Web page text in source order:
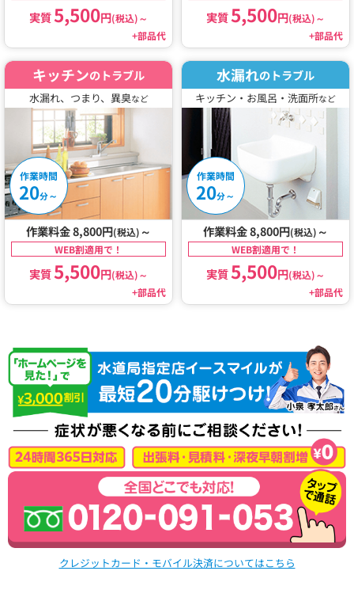
実質5,500円(税込)～
+部品代
実質5,500円(税込)～
+部品代
キッチンのトラブル
水漏れ、つまり、異臭など
作業時間
20分～
作業料金 8,800円(税込) ～
WEB割適用で！
実質5,500円(税込)～
+部品代
水漏れのトラブル
キッチン・お風呂・洗面所など
作業時間
20分～
作業料金 8,800円(税込) ～
WEB割適用で！
実質5,500円(税込)～
+部品代
クレジットカード・モバイル決済についてはこちら